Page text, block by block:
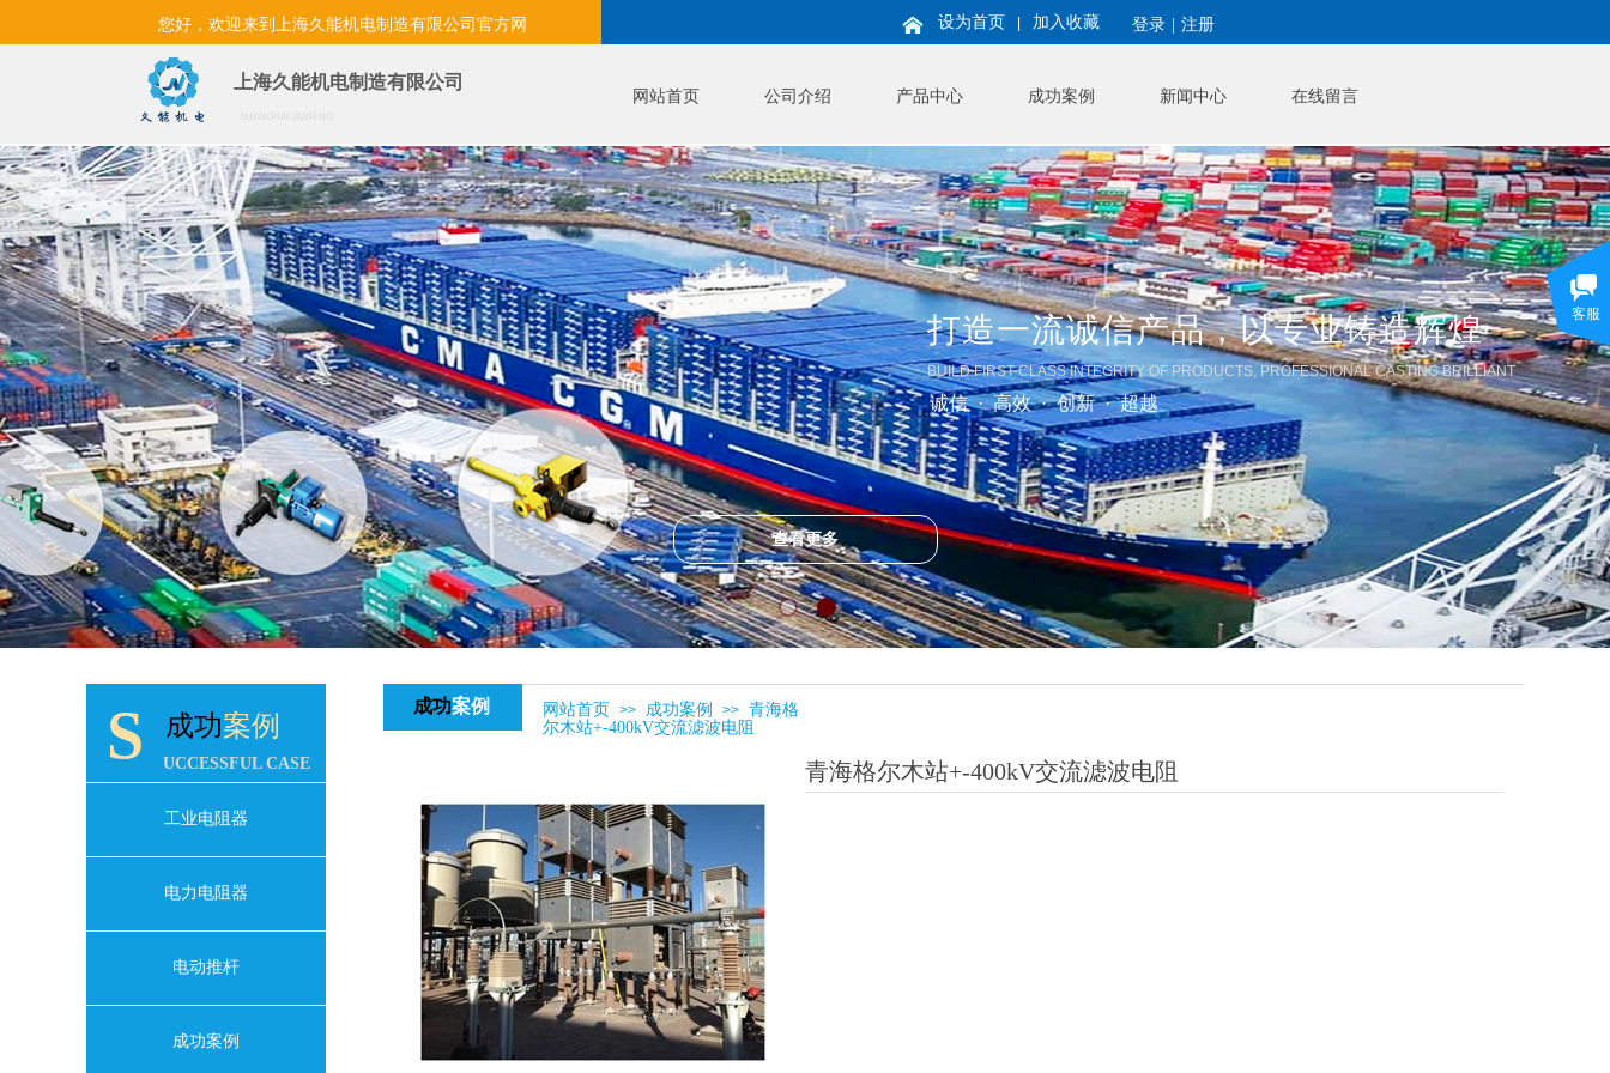
登录 注册
设为首页 加入收藏
您好，欢迎来到上海久能机电制造有限公司 官方网
站 ！
网站首页 公司介绍 产品中心 成功案例 新闻中心 在线留言
上海久能机电制造有限公司
上海久能机电制造有限公司
打造一流诚信产品，以专业铸造辉煌
BUILD FIRST-CLASS INTEGRITY OF PRODUCTS, PROFESSIONAL CASTING BRILLIANT
诚信 · 高效 · 创新 · 超越
查看更多
S 成功案例 网站首页 >> 成功案例 >> 青海格
尔木站+-400kV交流滤波电阻
成功案例
青海格尔木站+-400kV交流滤波电阻
UCCESSFUL CASE
网站首页
公司介绍
产品中心
成功案例
工业电阻器
电力电阻器
电动推杆
客服